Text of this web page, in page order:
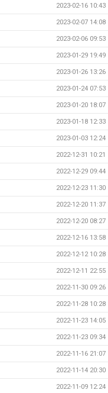
2023-02-16 10:43
2023-02-07 14:08
2023-02-06 09:53
2023-01-29 19:49
2023-01-26 13:26
2023-01-24 07:53
2023-01-20 18:07
2023-01-18 12:33
2023-01-03 12:24
2022-12-31 10:21
2022-12-29 09:44
2022-12-23 11:30
2022-12-20 11:37
2022-12-20 08:27
2022-12-16 13:58
2022-12-12 10:28
2022-12-11 22:55
2022-11-30 09:26
2022-11-28 10:28
2022-11-23 14:05
2022-11-23 09:34
2022-11-16 21:07
2022-11-14 20:30
2022-11-09 12:24